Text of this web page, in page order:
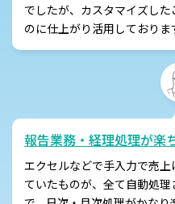
でしたが、カスタマイズし
のに仕上がり活用しておりま
報告業務・経理処理が楽
エクセルなどで手入力で売
ていたものが、全て自動処